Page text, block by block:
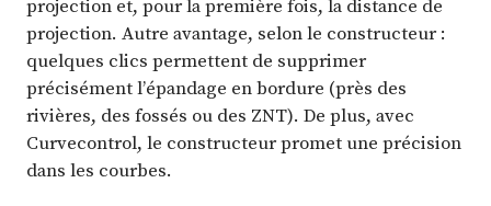
projection. Autre avantage, selon le constructeur :
quelques clics permettent de supprimer
précisément l’épandage en bordure (près des
rivières, des fossés ou des ZNT). De plus, avec
Curvecontrol, le constructeur promet une précision
dans les courbes.